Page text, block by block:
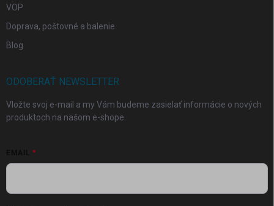
VOP
Doprava, poštovné a balenie
Blog
ODOBERAŤ NEWSLETTER
Vložte svoj e-mail a my Vám budeme zasielať informácie o nových
produktoch na našom e-shope.